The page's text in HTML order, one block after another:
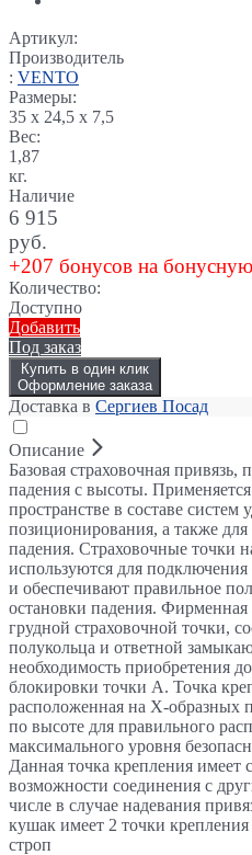
Артикул:
Производитель
: VENTO
Размеры:
35 x 24,5 x 7,5
Вес:
1,87
кг.
Наличие
6 915
руб.
+207 бонусов на
Количество:
Доступно
Добавить
Под заказ
Купить в один клик
Оформление заказа
Доставка в Сергиев Посад
Описание
Базовая страховочная привязь,
падения с высоты.
пространстве в составе систем
позиционирования, а также для
падения. Страховочные точки
используются для
и обеспечивают правильное
остановки падения.
грудной страховочной точки,
полукольца и ответной
необходимость приобретения
блокировки точки А. Точка
расположенная на Х-образных
по высоте для правильного
максимального уровня
Данная точка крепления имеет
возможности соединения с
числе в случае надевания
кушак имеет 2 точки
строп